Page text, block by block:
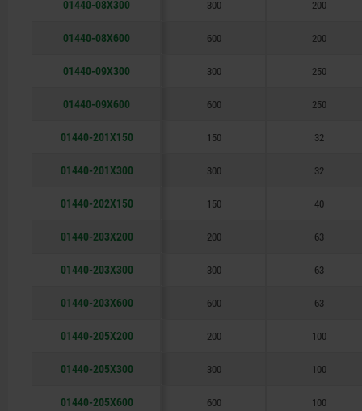
01440-08X300 300 200
01440-08X600 600 200
01440-09X300 300 250
01440-09X600 600 250
01440-201X150 150 32
01440-201X300 300 32
01440-202X150 150 40
01440-203X200 200 63
01440-203X300 300 63
01440-203X600 600 63
01440-205X200 200 100
01440-205X300 300 100
01440-205X600 600 100